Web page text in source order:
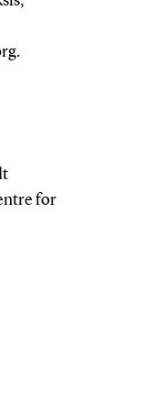
for